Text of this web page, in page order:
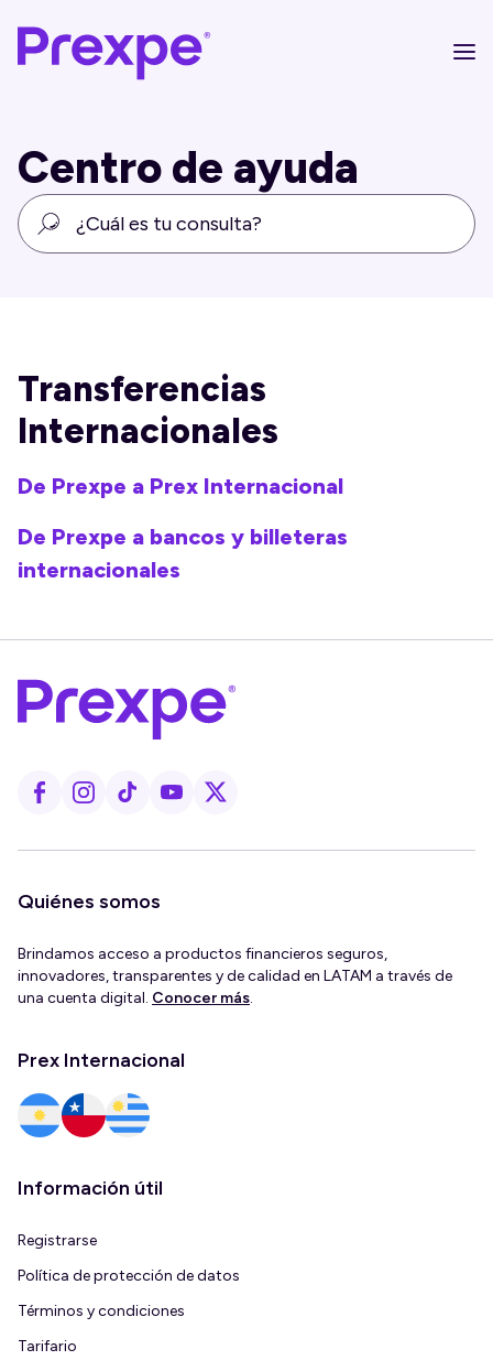
Centro de ayuda
Transferencias
Internacionales
De Prexpe a Prex Internacional
De Prexpe a bancos y billeteras
internacionales
Quiénes somos
Brindamos acceso a productos financieros seguros,
innovadores, transparentes y de calidad en LATAM a través de
una cuenta digital. Conocer más.
Prex Internacional
Información útil
Registrarse
Política de protección de datos
Términos y condiciones
Tarifario